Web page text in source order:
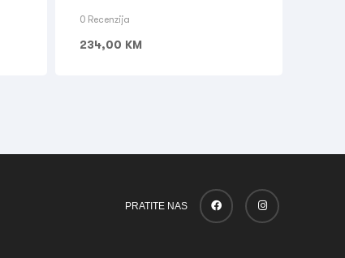
0 Recenzija
234,00 KM
PRATITE NAS